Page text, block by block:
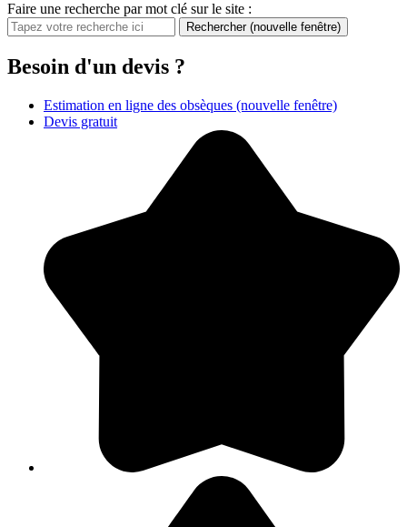
Faire une recherche par mot clé sur le site :
Rechercher (nouvelle fenêtre)
Besoin d'un devis ?
Estimation en ligne des obsèques (nouvelle fenêtre)
Devis gratuit